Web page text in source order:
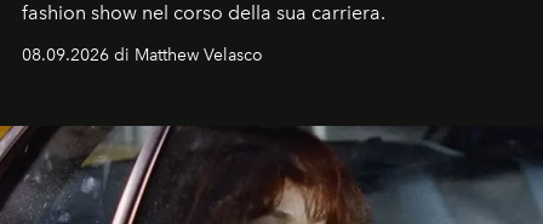
fashion show nel corso della sua carriera.
08.09.2026 di Matthew Velasco